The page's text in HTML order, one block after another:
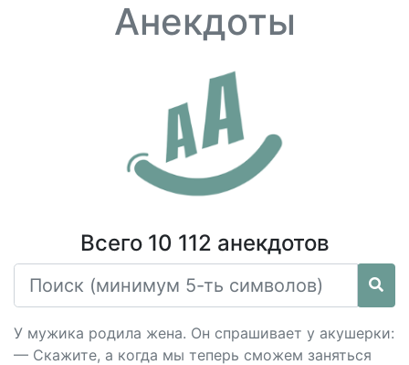
Анекдоты
Всего 10 112 анекдотов
У мужика родила жена. Он спрашивает у акушерки:
— Скажите, а когда мы теперь сможем заняться